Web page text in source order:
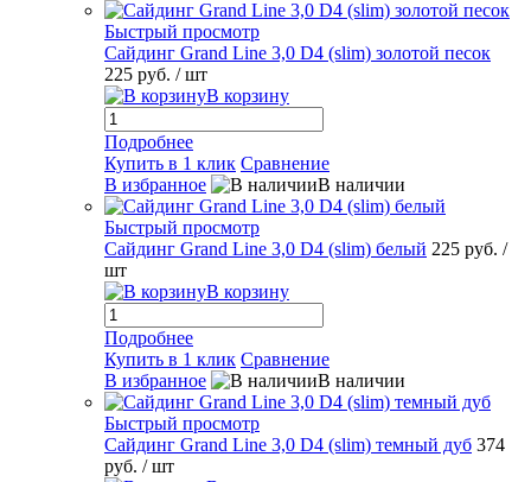
Быстрый просмотр
Сайдинг Grand Line 3,0 D4 (slim) золотой песок
225 руб. / шт
В корзину
Подробнее
Купить в 1 клик Сравнение
В избранное
В наличии
Быстрый просмотр
Сайдинг Grand Line 3,0 D4 (slim) белый 225 руб. /
шт
В корзину
Подробнее
Купить в 1 клик Сравнение
В избранное
В наличии
Быстрый просмотр
Сайдинг Grand Line 3,0 D4 (slim) темный дуб 374
руб. / шт